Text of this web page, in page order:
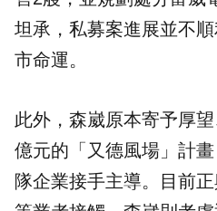
坦承，私募案進展並不
市命運。
此外，森崴原本寄予厚
億元的「又德風場」計
隊企業接手主導。目前